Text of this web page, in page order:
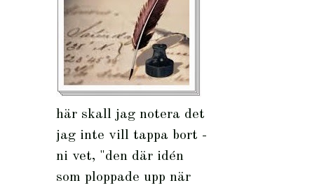
här skall jag notera det
jag inte vill tappa bort -
ni vet, "den där idén
som ploppade upp när